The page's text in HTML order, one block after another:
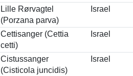
Lille Rørvagtel
(Porzana parva)
Israel
Cettisanger (Cettia
cetti)
Israel
Cistussanger
(Cisticola juncidis)
Israel